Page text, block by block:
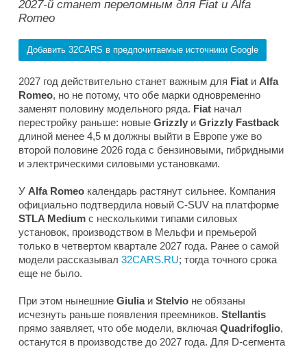
2027-й станет переломным для Fiat и Alfa
Romeo
Добавить 32CARS в предпочитаемые источники Google
2027 год действительно станет важным для Fiat и Alfa
Romeo, но не потому, что обе марки одновременно
заменят половину модельного ряда. Fiat начал
перестройку раньше: новые Grizzly и Grizzly Fastback
длиной менее 4,5 м должны выйти в Европе уже во
второй половине 2026 года с бензиновыми, гибридными
и электрическими силовыми установками.
У Alfa Romeo календарь растянут сильнее. Компания
официально подтвердила новый C-SUV на платформе
STLA Medium с несколькими типами силовых
установок, производством в Мельфи и премьерой
только в четвертом квартале 2027 года. Ранее о самой
модели рассказывал 32CARS.RU; тогда точного срока
еще не было.
При этом нынешние Giuliaи Stelvio не обязаны
исчезнуть раньше появления преемников. Stellantis
прямо заявляет, что обе модели, включая Quadrifoglio,
останутся в производстве до 2027 года. Для D-сегмента